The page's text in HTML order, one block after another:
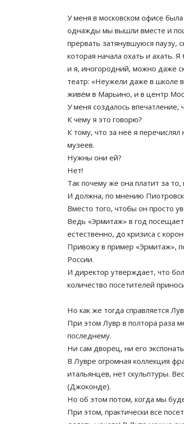
У меня в московском офисе
однажды мы вышли вместе и
прервать затянувшуюся паузу,
которая начала охать и ахать.
и я, иногородний, можно даже
театр: «Неужели даже в школе
живём в Марьино, и в центр
У меня создалось
К чему я это говорю?
К тому, что за неё я
музеев.
Нужны они ей?
Нет!
Так почему же она платит за
И должна, по мнению
Вместо того, чтобы он просто
Ведь «Эрмитаж» в год
естественно, до кризиса с
Привожу в пример «Эрмитаж»,
России.
И директор утверждает, что
количество посетителей
Но как же тогда справляется
При этом Лувр в полтора раза
последнему.
Ни сам дворец, ни его
В Лувре огромная коллекция
итальянцев, нет скульптуры.
(Джоконде).
Но об этом потом, когда мы
При этом, практически все